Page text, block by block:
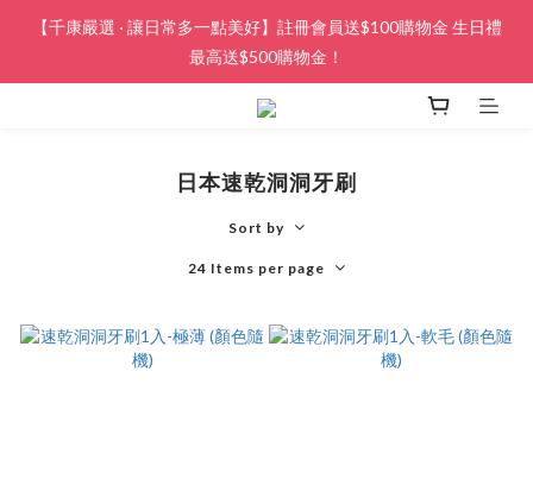
【千康嚴選 · 讓日常多一點美好】註冊會員送$100購物金 生日禮
最高送$500購物金！
日本速乾洞洞牙刷
Sort by
24 Items per page